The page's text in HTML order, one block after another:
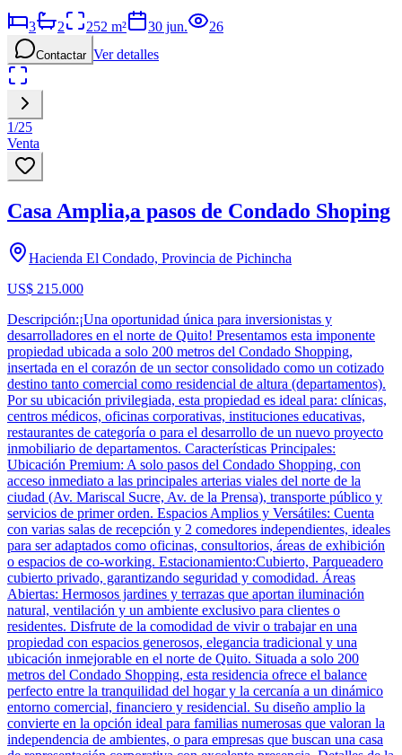
3 2 252 m² 30 jun. 26
Contactar Ver detalles
1/25
Venta
Casa Amplia,a pasos de Condado Shoping
Hacienda El Condado, Provincia de Pichincha
US$ 215.000
Descripción:¡Una oportunidad única para inversionistas y
desarrolladores en el norte de Quito! Presentamos esta imponente
propiedad ubicada a solo 200 metros del Condado Shopping,
insertada en el corazón de un sector consolidado como un cotizado
destino tanto comercial como residencial de altura (departamentos).
Por su ubicación privilegiada, esta propiedad es ideal para: clínicas,
centros médicos, oficinas corporativas, instituciones educativas,
restaurantes de categoría o para el desarrollo de un nuevo proyecto
inmobiliario de departamentos. Características Principales:
Ubicación Premium: A solo pasos del Condado Shopping, con
acceso inmediato a las principales arterias viales del norte de la
ciudad (Av. Mariscal Sucre, Av. de la Prensa), transporte público y
servicios de primer orden. Espacios Amplios y Versátiles: Cuenta
con varias salas de recepción y 2 comedores independientes, ideales
para ser adaptados como oficinas, consultorios, áreas de exhibición
o espacios de co-working. Estacionamiento:Cubierto, Parqueadero
cubierto privado, garantizando seguridad y comodidad. Áreas
Abiertas: Hermosos jardines y terrazas que aportan iluminación
natural, ventilación y un ambiente exclusivo para clientes o
residentes. Disfrute de la comodidad de vivir o trabajar en una
propiedad con espacios generosos, elegancia tradicional y una
ubicación inmejorable en el norte de Quito. Situada a solo 200
metros del Condado Shopping, esta residencia ofrece el balance
perfecto entre la tranquilidad del hogar y la cercanía a un dinámico
entorno comercial, financiero y residencial. Su diseño amplio la
convierte en la opción ideal para familias numerosas que valoran la
independencia de ambientes, o para empresas que buscan una casa